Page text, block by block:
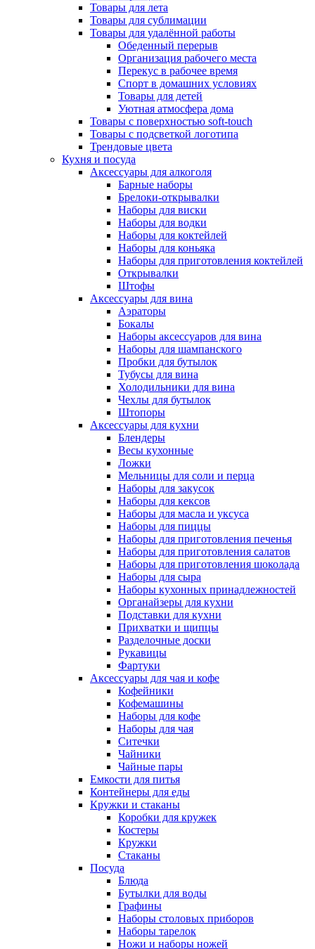
Товары для лета
Товары для сублимации
Товары для удалённой работы
Обеденный перерыв
Организация рабочего места
Перекус в рабочее время
Спорт в домашних условиях
Товары для детей
Уютная атмосфера дома
Товары с поверхностью soft-touch
Товары с подсветкой логотипа
Трендовые цвета
Кухня и посуда
Аксессуары для алкоголя
Барные наборы
Брелоки-открывалки
Наборы для виски
Наборы для водки
Наборы для коктейлей
Наборы для коньяка
Наборы для приготовления коктейлей
Открывалки
Штофы
Аксессуары для вина
Аэраторы
Бокалы
Наборы аксессуаров для вина
Наборы для шампанского
Пробки для бутылок
Тубусы для вина
Холодильники для вина
Чехлы для бутылок
Штопоры
Аксессуары для кухни
Блендеры
Весы кухонные
Ложки
Мельницы для соли и перца
Наборы для закусок
Наборы для кексов
Наборы для масла и уксуса
Наборы для пиццы
Наборы для приготовления печенья
Наборы для приготовления салатов
Наборы для приготовления шоколада
Наборы для сыра
Наборы кухонных принадлежностей
Органайзеры для кухни
Подставки для кухни
Прихватки и щипцы
Разделочные доски
Рукавицы
Фартуки
Аксессуары для чая и кофе
Кофейники
Кофемашины
Наборы для кофе
Наборы для чая
Ситечки
Чайники
Чайные пары
Емкости для питья
Контейнеры для еды
Кружки и стаканы
Коробки для кружек
Костеры
Кружки
Стаканы
Посуда
Блюда
Бутылки для воды
Графины
Наборы столовых приборов
Наборы тарелок
Ножи и наборы ножей